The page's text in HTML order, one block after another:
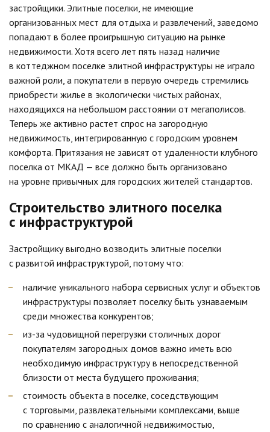
застройщики. Элитные поселки, не имеющие
организованных мест для отдыха и развлечений, заведомо
попадают в более проигрышную ситуацию на рынке
недвижимости. Хотя всего лет пять назад наличие
в коттеджном поселке элитной инфраструктуры не играло
важной роли, а покупатели в первую очередь стремились
приобрести жилье в экологически чистых районах,
находящихся на небольшом расстоянии от мегаполисов.
Теперь же активно растет спрос на загородную
недвижимость, интегрированную с городским уровнем
комфорта. Притязания не зависят от удаленности клубного
поселка от МКАД — все должно быть организовано
на уровне привычных для городских жителей стандартов.
Строительство элитного поселка
с инфраструктурой
Застройщику выгодно возводить элитные поселки
с развитой инфраструктурой, потому что:
наличие уникального набора сервисных услуг и объектов
инфраструктуры позволяет поселку быть узнаваемым
среди множества конкурентов;
из-за чудовищной перегрузки столичных дорог
покупателям загородных домов важно иметь всю
необходимую инфраструктуру в непосредственной
близости от места будущего проживания;
стоимость объекта в поселке, соседствующим
с торговыми, развлекательными комплексами, выше
по сравнению с аналогичной недвижимостью,